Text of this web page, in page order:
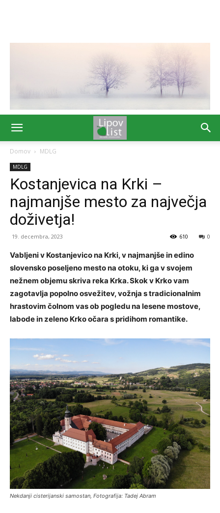
Domov MDLG
MDLG
Kostanjevica na Krki –
najmanjše mesto za največja
doživetja!
19. decembra, 2023 0
610
Vabljeni v Kostanjevico na Krki, v najmanjše in edino
slovensko poseljeno mesto na otoku, ki ga v svojem
nežnem objemu skriva reka Krka. Skok v Krko vam
zagotavlja popolno osvežitev, vožnja s tradicionalnim
hrastovim čolnom vas ob pogledu na lesene mostove,
labode in zeleno Krko očara s pridihom romantike.
Nekdanji cisterijanski samostan, Fotografija: Tadej Abram